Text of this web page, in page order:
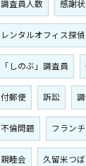
調査員人数 感謝状
レンタルオフィス探偵
「しのぶ」調査員
付郵便 訴訟
不倫問題 フラン
親睦会 久留米つ